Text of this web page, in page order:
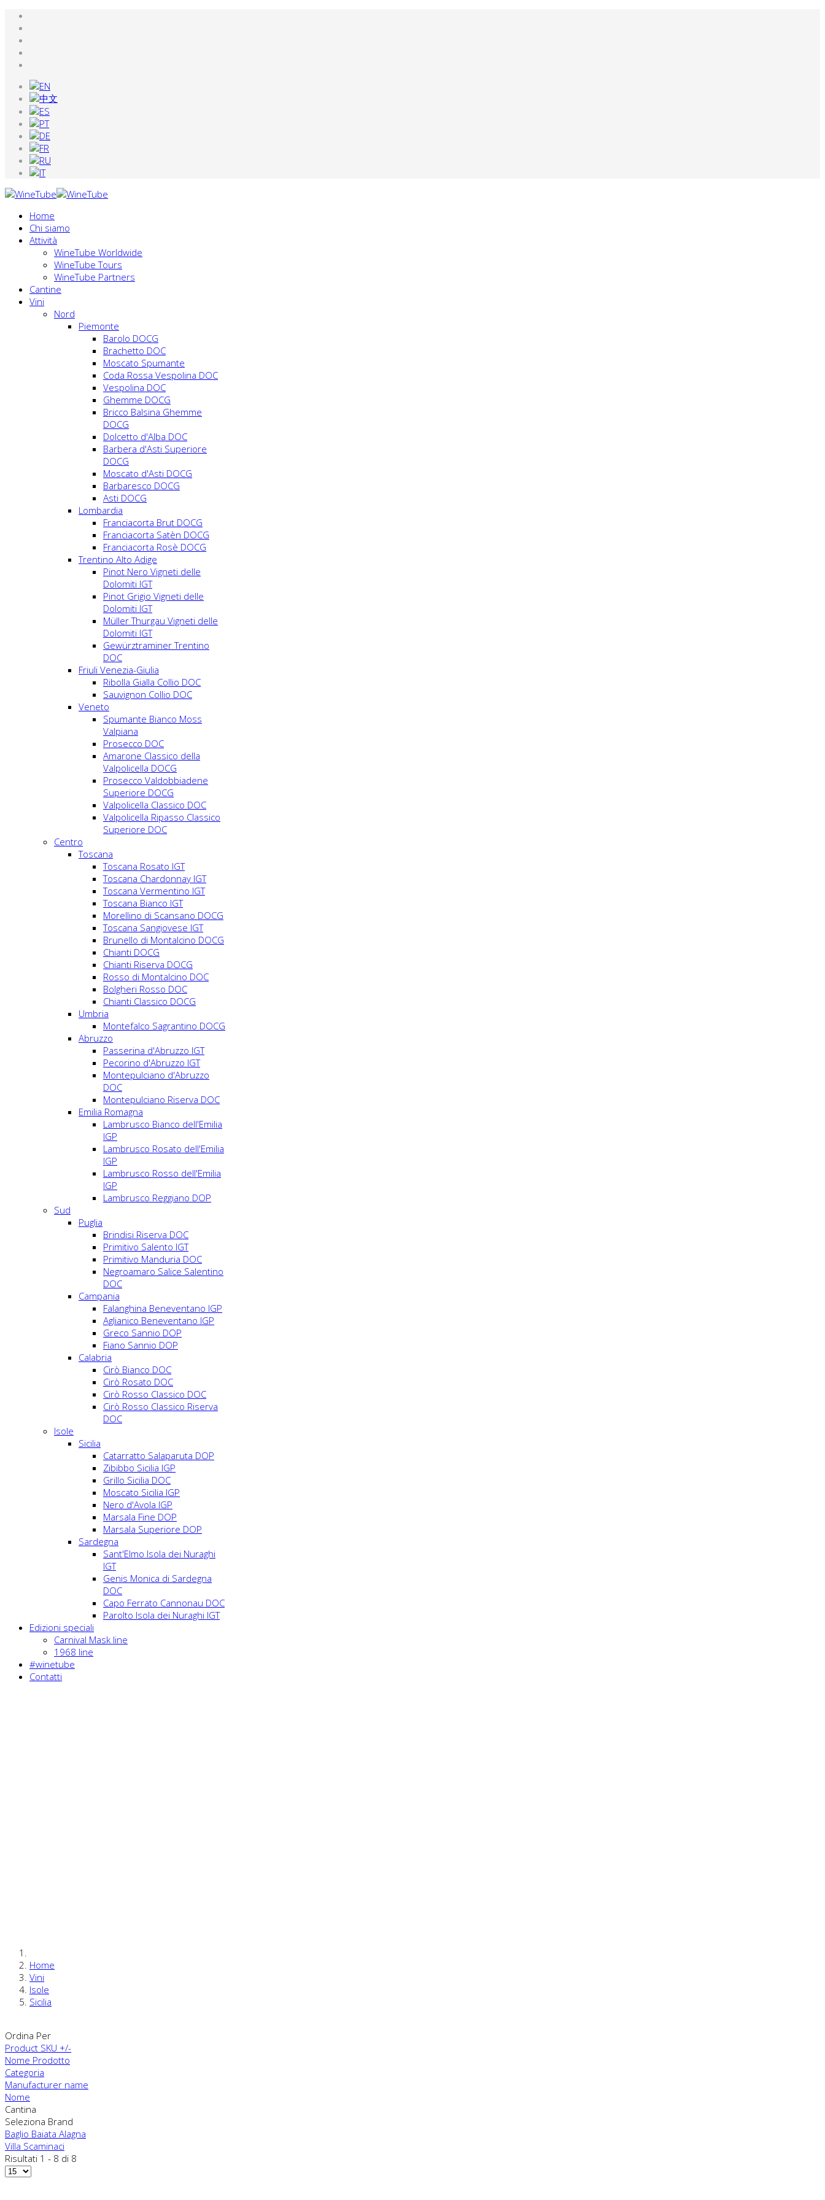
Home
Chi siamo
Attività
WineTube Worldwide
WineTube Tours
WineTube Partners
Cantine
Vini
Nord
Piemonte
Barolo DOCG
Brachetto DOC
Moscato Spumante
Coda Rossa Vespolina DOC
Vespolina DOC
Ghemme DOCG
Bricco Balsina Ghemme
DOCG
Dolcetto d'Alba DOC
Barbera d'Asti Superiore
DOCG
Moscato d'Asti DOCG
Barbaresco DOCG
Asti DOCG
Lombardia
Franciacorta Brut DOCG
Franciacorta Satèn DOCG
Franciacorta Rosè DOCG
Trentino Alto Adige
Pinot Nero Vigneti delle
Dolomiti IGT
Pinot Grigio Vigneti delle
Dolomiti IGT
Müller Thurgau Vigneti delle
Dolomiti IGT
Gewürztraminer Trentino
DOC
Friuli Venezia-Giulia
Ribolla Gialla Collio DOC
Sauvignon Collio DOC
Veneto
Spumante Bianco Moss
Valpiana
Prosecco DOC
Amarone Classico della
Valpolicella DOCG
Prosecco Valdobbiadene
Superiore DOCG
Valpolicella Classico DOC
Valpolicella Ripasso Classico
Superiore DOC
Centro
Toscana
Toscana Rosato IGT
Toscana Chardonnay IGT
Toscana Vermentino IGT
Toscana Bianco IGT
Morellino di Scansano DOCG
Toscana Sangiovese IGT
Brunello di Montalcino DOCG
Chianti DOCG
Chianti Riserva DOCG
Rosso di Montalcino DOC
Bolgheri Rosso DOC
Chianti Classico DOCG
Umbria
Montefalco Sagrantino DOCG
Abruzzo
Passerina d'Abruzzo IGT
Pecorino d'Abruzzo IGT
Montepulciano d'Abruzzo
DOC
Montepulciano Riserva DOC
Emilia Romagna
Lambrusco Bianco dell'Emilia
IGP
Lambrusco Rosato dell'Emilia
IGP
Lambrusco Rosso dell'Emilia
IGP
Lambrusco Reggiano DOP
Sud
Puglia
Brindisi Riserva DOC
Primitivo Salento IGT
Primitivo Manduria DOC
Negroamaro Salice Salentino
DOC
Campania
Falanghina Beneventano IGP
Aglianico Beneventano IGP
Greco Sannio DOP
Fiano Sannio DOP
Calabria
Cirò Bianco DOC
Cirò Rosato DOC
Cirò Rosso Classico DOC
Cirò Rosso Classico Riserva
DOC
Isole
Sicilia
Catarratto Salaparuta DOP
Zibibbo Sicilia IGP
Grillo Sicilia DOC
Moscato Sicilia IGP
Nero d'Avola IGP
Marsala Fine DOP
Marsala Superiore DOP
Sardegna
Sant'Elmo Isola dei Nuraghi
IGT
Genis Monica di Sardegna
DOC
Capo Ferrato Cannonau DOC
Parolto Isola dei Nuraghi IGT
Edizioni speciali
Carnival Mask line
1968 line
#winetube
Contatti
Home
Vini
Isole
Sicilia
Ordina Per
Product SKU +/-
Nome Prodotto
Categoria
Manufacturer name
Nome
Cantina
Seleziona Brand
Baglio Baiata Alagna
Villa Scaminaci
Risultati 1 - 8 di 8